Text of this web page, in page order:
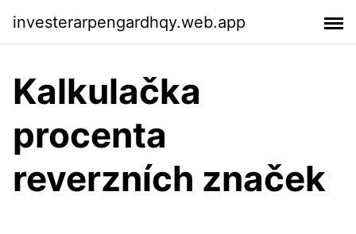
investerarpengardhqy.web.app
Kalkulačka
procenta
reverzních značek